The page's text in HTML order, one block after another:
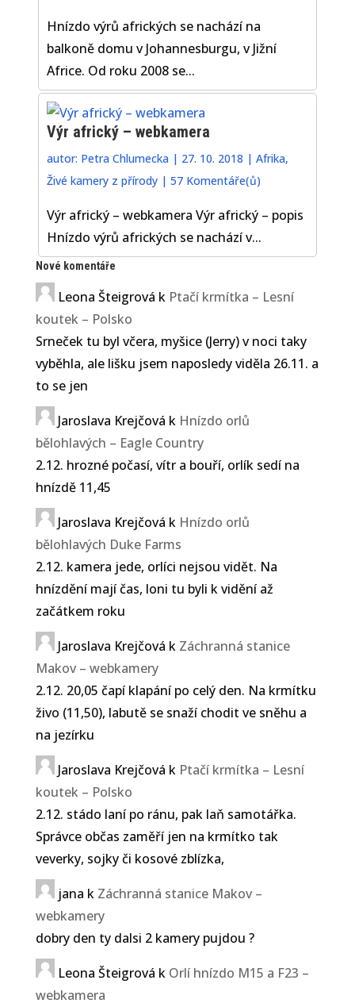
Hnízdo výrů afrických se nachází na
balkoně domu v Johannesburgu, v Jižní
Africe. Od roku 2008 se...
Výr africký – webkamera
autor: Petra Chlumecka | 27. 10. 2018 |Afrika,
Živé kamery z přírody |57 Komentáře(ů)
Výr africký – webkamera Výr africký – popis
Hnízdo výrů afrických se nachází v...
Nové komentáře
Leona Šteigrová k Ptačí krmítka – Lesní
koutek – Polsko
Srneček tu byl včera, myšice (Jerry) v noci taky
vyběhla, ale lišku jsem naposledy viděla 26.11. a
to se jen
Jaroslava Krejčová k Hnízdo orlů
bělohlavých – Eagle Country
2.12. hrozné počasí, vítr a bouří, orlík sedí na
hnízdě 11,45
Jaroslava Krejčová k Hnízdo orlů
bělohlavých Duke Farms
2.12. kamera jede, orlíci nejsou vidět. Na
hnízdění mají čas, loni tu byli k vidění až
začátkem roku
Jaroslava Krejčová k Záchranná stanice
Makov – webkamery
2.12. 20,05 čapí klapání po celý den. Na krmítku
živo (11,50), labutě se snaží chodit ve sněhu a
na jezírku
Jaroslava Krejčová k Ptačí krmítka – Lesní
koutek – Polsko
2.12. stádo laní po ránu, pak laň samotářka.
Správce občas zaměří jen na krmítko tak
veverky, sojky či kosové zblízka,
jana k Záchranná stanice Makov –
webkamery
dobry den ty dalsi 2 kamery pujdou ?
Leona Šteigrová k Orlí hnízdo M15 a F23 –
webkamera